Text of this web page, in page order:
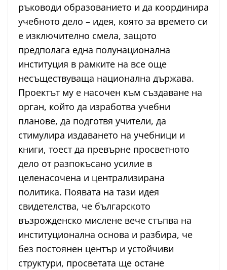
ръководи образованието и да координира
учебното дело – идея, която за времето си
е изключително смела, защото
предполага една полунационална
институция в рамките на все още
несъществуваща национална държава.
Проектът му е насочен към създаване на
орган, който да изработва учебни
планове, да подготвя учители, да
стимулира издаването на учебници и
книги, тоест да превърне просветното
дело от разпокъсано усилие в
целенасочена и централизирана
политика. Появата на тази идея
свидетелства, че българското
възрожденско мислене вече стъпва на
институционална основа и разбира, че
без постоянен център и устойчиви
структури, просветата ще остане